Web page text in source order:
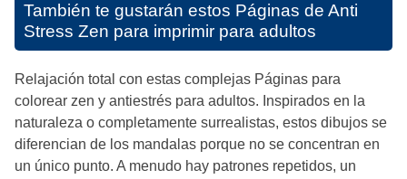
También te gustarán estos Páginas de Anti
Stress Zen para imprimir para adultos
Relajación total con estas complejas Páginas para
colorear zen y antiestrés para adultos. Inspirados en la
naturaleza o completamente surrealistas, estos dibujos se
diferencian de los mandalas porque no se concentran en
un único punto. A menudo hay patrones repetidos, un